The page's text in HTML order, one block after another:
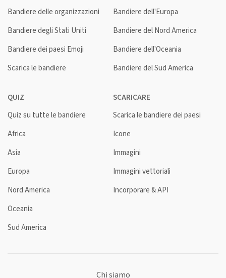
Bandiere delle organizzazioni
Bandiere degli Stati Uniti
Bandiere dei paesi Emoji
Scarica le bandiere
Bandiere dell'Europa
Bandiere del Nord America
Bandiere dell'Oceania
Bandiere del Sud America
QUIZ
Quiz su tutte le bandiere
Africa
Asia
Europa
Nord America
Oceania
Sud America
SCARICARE
Scarica le bandiere dei paesi
Icone
Immagini
Immagini vettoriali
Incorporare & API
Chi siamo